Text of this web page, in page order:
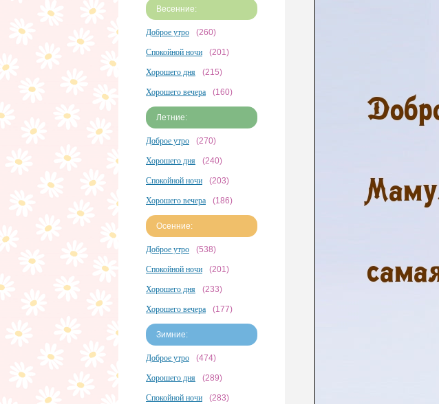
Весенние:
Доброе утро (260)
Спокойной ночи (201)
Хорошего дня (215)
Хорошего вечера (160)
Летние:
Доброе утро (270)
Хорошего дня (240)
Спокойной ночи (203)
Хорошего вечера (186)
Осенние:
Доброе утро (538)
Спокойной ночи (201)
Хорошего дня (233)
Хорошего вечера (177)
Зимние:
Доброе утро (474)
Хорошего дня (289)
Спокойной ночи (283)